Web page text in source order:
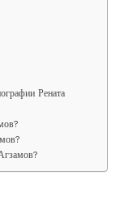
Рената